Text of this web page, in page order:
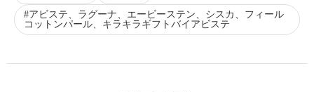
アビステ、ラグーナ、エービーステン、シスカ、フィール
コットンパール、キラキラギフトバイアビステ